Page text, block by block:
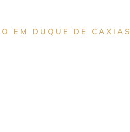
EM DUQUE DE CAXIAS